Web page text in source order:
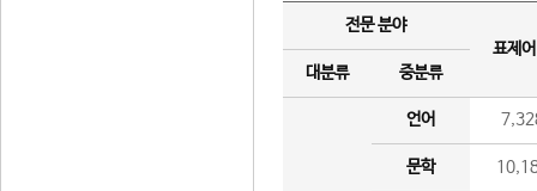
전문 분야
표제
대분류
중분류
언어
문학